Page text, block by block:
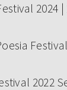
2024
2022